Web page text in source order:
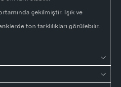
çekilmiştir. Işık ve
ton farklılıkları görülebilir.